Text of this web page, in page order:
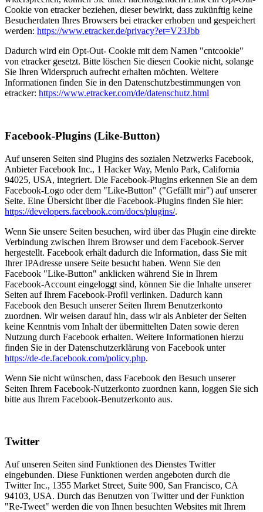
Cookie von etracker beziehen, dieser bewirkt, dass zukünftig keine
Besucherdaten Ihres Browsers bei etracker erhoben und gespeichert
werden: https://www.etracker.de/privacy?et=V23Jbb
Dadurch wird ein Opt-Out- Cookie mit dem Namen "cntcookie"
von etracker gesetzt. Bitte löschen Sie diesen Cookie nicht, solange
Sie Ihren Widerspruch aufrecht erhalten möchten. Weitere
Informationen finden Sie in den Datenschutzbestimmungen von
etracker: https://www.etracker.com/de/datenschutz.html
Facebook-Plugins (Like-Button)
Auf unseren Seiten sind Plugins des sozialen Netzwerks Facebook,
Anbieter Facebook Inc., 1 Hacker Way, Menlo Park, California
94025, USA, integriert. Die Facebook-Plugins erkennen Sie an dem
Facebook-Logo oder dem "Like-Button" ("Gefällt mir") auf unserer
Seite. Eine Übersicht über die Facebook-Plugins finden Sie hier:
https://developers.facebook.com/docs/plugins/.
Wenn Sie unsere Seiten besuchen, wird über das Plugin eine direkte
Verbindung zwischen Ihrem Browser und dem Facebook-Server
hergestellt. Facebook erhält dadurch die Information, dass Sie mit
Ihrer IPAdresse unsere Seite besucht haben. Wenn Sie den
Facebook "Like-Button" anklicken während Sie in Ihrem
Facebook-Account eingeloggt sind, können Sie die Inhalte unserer
Seiten auf Ihrem Facebook-Profil verlinken. Dadurch kann
Facebook den Besuch unserer Seiten Ihrem Benutzerkonto
zuordnen. Wir weisen darauf hin, dass wir als Anbieter der Seiten
keine Kenntnis vom Inhalt der übermittelten Daten sowie deren
Nutzung durch Facebook erhalten. Weitere Informationen hierzu
finden Sie in der Datenschutzerklärung von Facebook unter
https://de-de.facebook.com/policy.php.
Wenn Sie nicht wünschen, dass Facebook den Besuch unserer
Seiten Ihrem Facebook-Nutzerkonto zuordnen kann, loggen Sie sich
bitte aus Ihrem Facebook-Benutzerkonto aus.
Twitter
Auf unseren Seiten sind Funktionen des Dienstes Twitter
eingebunden. Diese Funktionen werden angeboten durch die
Twitter Inc., 1355 Market Street, Suite 900, San Francisco, CA
94103, USA. Durch das Benutzen von Twitter und der Funktion
"Re-Tweet" werden die von Ihnen besuchten Websites mit Ihrem